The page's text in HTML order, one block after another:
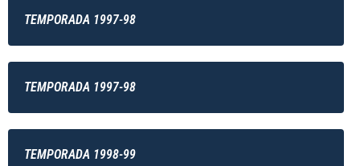
TEMPORADA 1997-98
TEMPORADA 1997-98
TEMPORADA 1998-99